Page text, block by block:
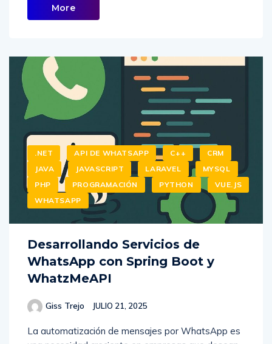
More
.NET API DE WHATSAPP C++
CRM
JAVA
JAVASCRIPT LARAVEL
MYSQL
PHP
PROGRAMACIÓN PYTHON
VUE.JS
WHATSAPP
Desarrollando Servicios de
WhatsApp con Spring Boot y
WhatzMeAPI
Giss Trejo JULIO 21, 2025
La automatización de mensajes por WhatsApp es